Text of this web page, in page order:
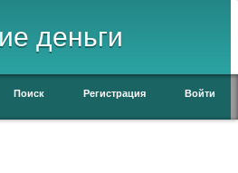
деньги
Поиск Регистрация Войти